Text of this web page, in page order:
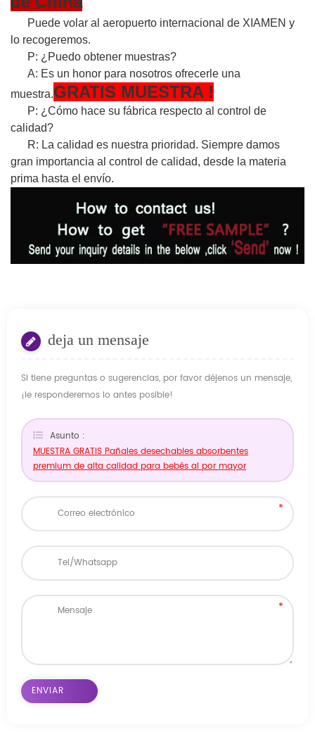
Puede volar al aeropuerto internacional de XIAMEN y
lo recogeremos.
P: ¿Puedo obtener muestras?
A: Es un honor para nosotros ofrecerle una
muestra.GRATIS MUESTRA!
P: ¿Cómo hace su fábrica respecto al control de
calidad?
R: La calidad es nuestra prioridad. Siempre damos
gran importancia al control de calidad, desde la materia
prima hasta el envío.
deja un mensaje
Si tiene preguntas o sugerencias, por favor déjenos un mensaje,
¡le responderemos lo antes posible!
Asunto :
MUESTRA GRATIS Pañales desechables absorbentes
premium de alta calidad para bebés al por mayor